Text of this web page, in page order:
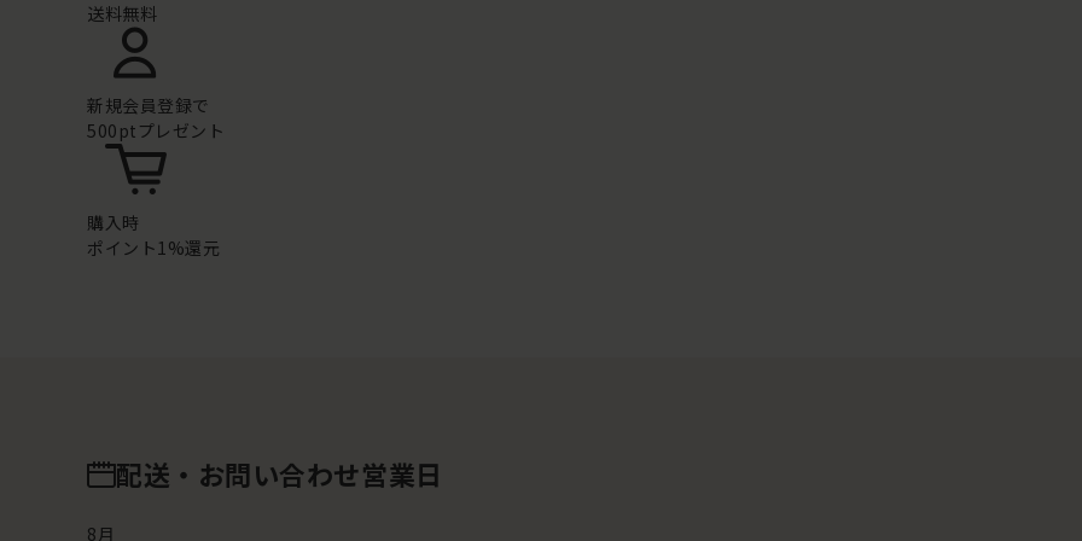
送料無料
新規会員登録で
500ptプレゼント
購入時
ポイント1%還元
配送・お問い合わせ営業日
8月